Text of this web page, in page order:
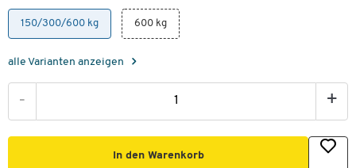
150/300/600 kg 600 kg
alle Varianten anzeigen
- +
In den Warenkorb